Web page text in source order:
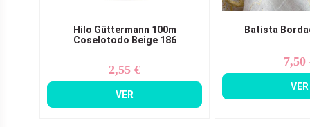
Hilo Güttermann 100m
Coselotodo Beige 186
Precio
2,55 €
VER
Batista
7,50
VER